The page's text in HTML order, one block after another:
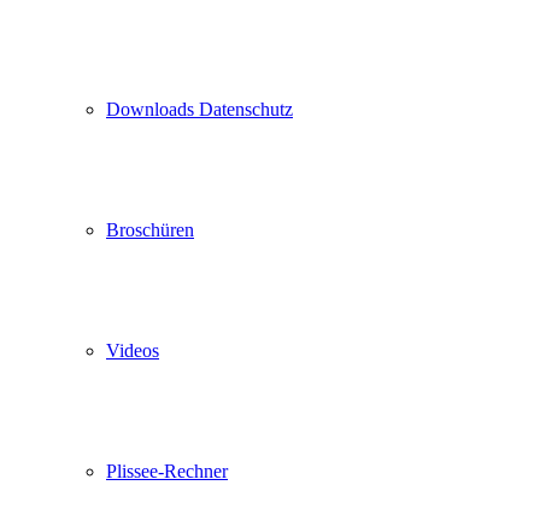
Downloads Datenschutz
Broschüren
Videos
Plissee-Rechner